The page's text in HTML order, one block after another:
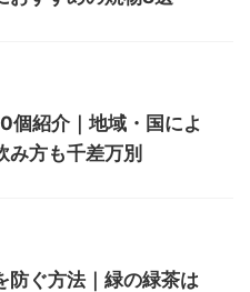
個紹介｜地域・国によ
み方も千差万別
防ぐ方法｜緑の緑茶は